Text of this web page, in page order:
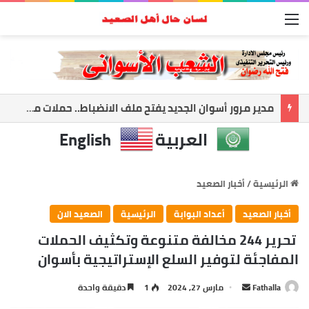
حمدي راشد: أعظم إنجاز في حياتي أن أرى معلمًا نجح وطالبًا أصبح صاحب رسالة
العربية English
الرئيسية/أخبار الصعيد
أخبار الصعيد
أعداد البوابة الرئيسية الصعيد الان
تحرير 244 مخالفة متنوعة وتكثيف الحملات
المفاجئة لتوفير السلع الإستراتيجية بأسوان
Fathalla مارس 27, 2024 1 دقيقة واحدة